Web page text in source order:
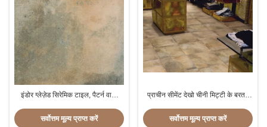
इंडोर ग्लेज़ेड सिरेमिक टाइल, पैटर्न वाली
सर्वोत्तम मूल्य प्राप्त करें
प्राचीन सीमेंट देखो चीनी मिट्टी के बरतन
बालकनी तल टाइल
सर्वोत्तम मूल्य प्राप्त करें